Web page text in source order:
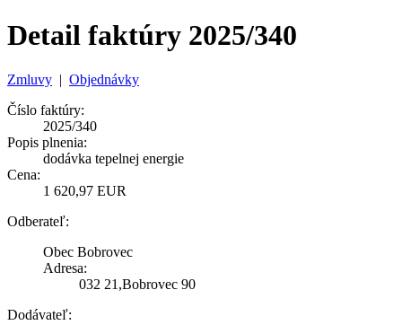
Detail faktúry 2025/340
Zmluvy | Objednávky
Číslo faktúry:
2025/340
Popis plnenia:
dodávka tepelnej energie
Cena:
1 620,97 EUR
Odberateľ:
Obec Bobrovec
Adresa:
032 21,Bobrovec 90
Dodávateľ: